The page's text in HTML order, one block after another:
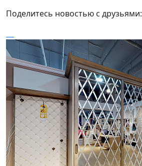
Поделитесь новостью с друзьями: